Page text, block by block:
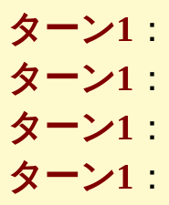
ターン1 ：
ターン1 ：
ターン1 ：
ターン1 ：